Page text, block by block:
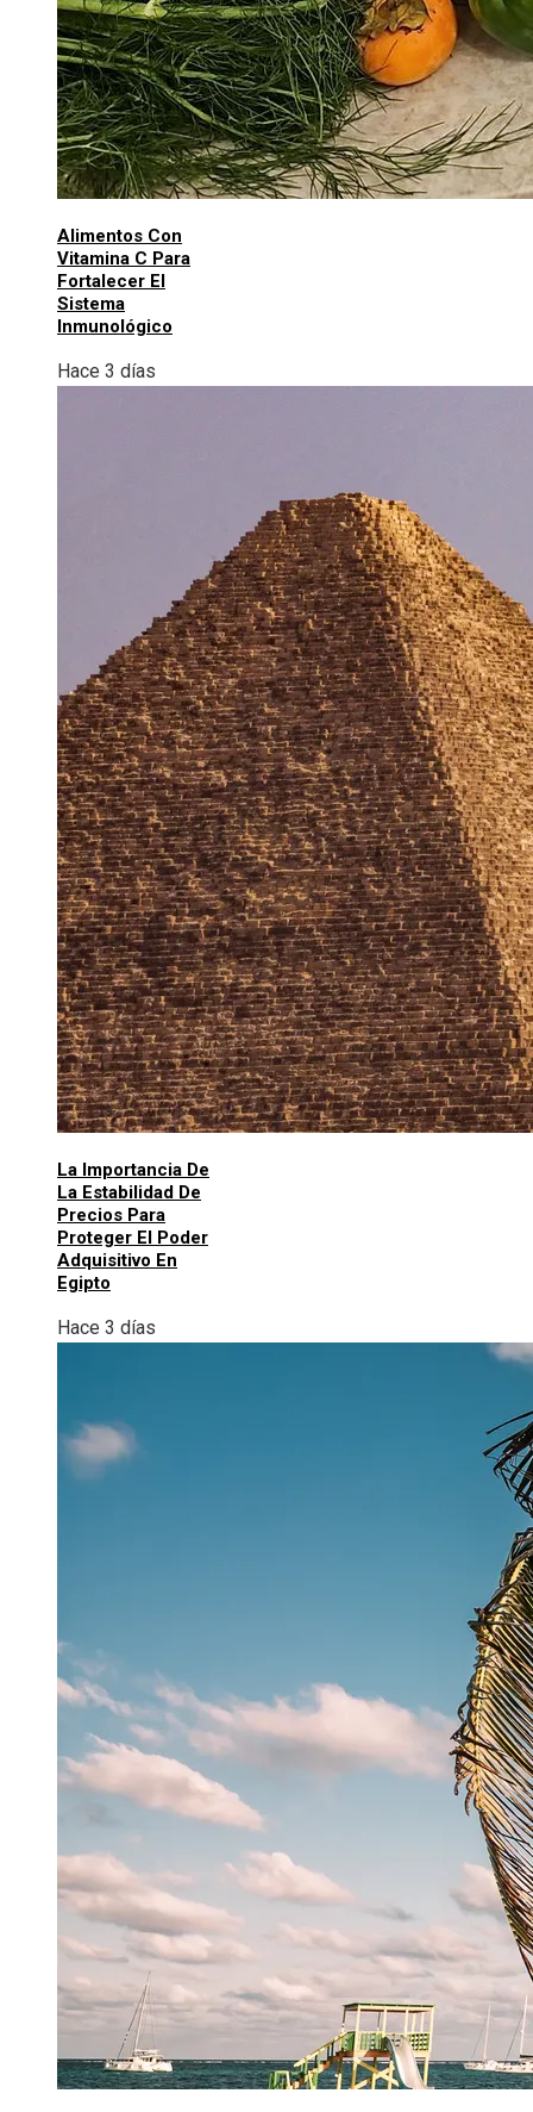
Alimentos Con
Vitamina C Para
Fortalecer El
Sistema
Inmunológico
Hace 3 días
La Importancia De
La Estabilidad De
Precios Para
Proteger El Poder
Adquisitivo En
Egipto
Hace 3 días